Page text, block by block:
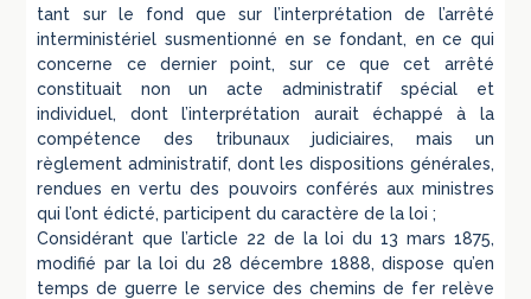
tant sur le fond que sur l’interprétation de l’arrêté
interministériel susmentionné en se fondant, en ce qui
concerne ce dernier point, sur ce que cet arrêté
constituait non un acte administratif spécial et
individuel, dont l’interprétation aurait échappé à la
compétence des tribunaux judiciaires, mais un
règlement administratif, dont les dispositions générales,
rendues en vertu des pouvoirs conférés aux ministres
qui l’ont édicté, participent du caractère de la loi ;
Considérant que l’article 22 de la loi du 13 mars 1875,
modifié par la loi du 28 décembre 1888, dispose qu’en
temps de guerre le service des chemins de fer relève